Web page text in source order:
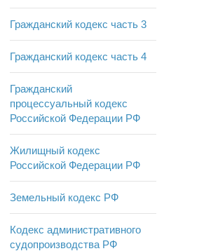
Гражданский кодекс часть 3
Гражданский кодекс часть 4
Гражданский
процессуальный кодекс
Российской Федерации РФ
Жилищный кодекс
Российской Федерации РФ
Земельный кодекс РФ
Кодекс административного
судопроизводства РФ